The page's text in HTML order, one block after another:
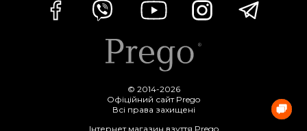
© 2014-2026
Офіційний сайт Prego
Всі права захищені
Інтернет магазин взуття Prego